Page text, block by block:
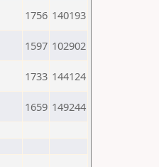
1756 140193
1597 102902
1733 144124
1659 149244